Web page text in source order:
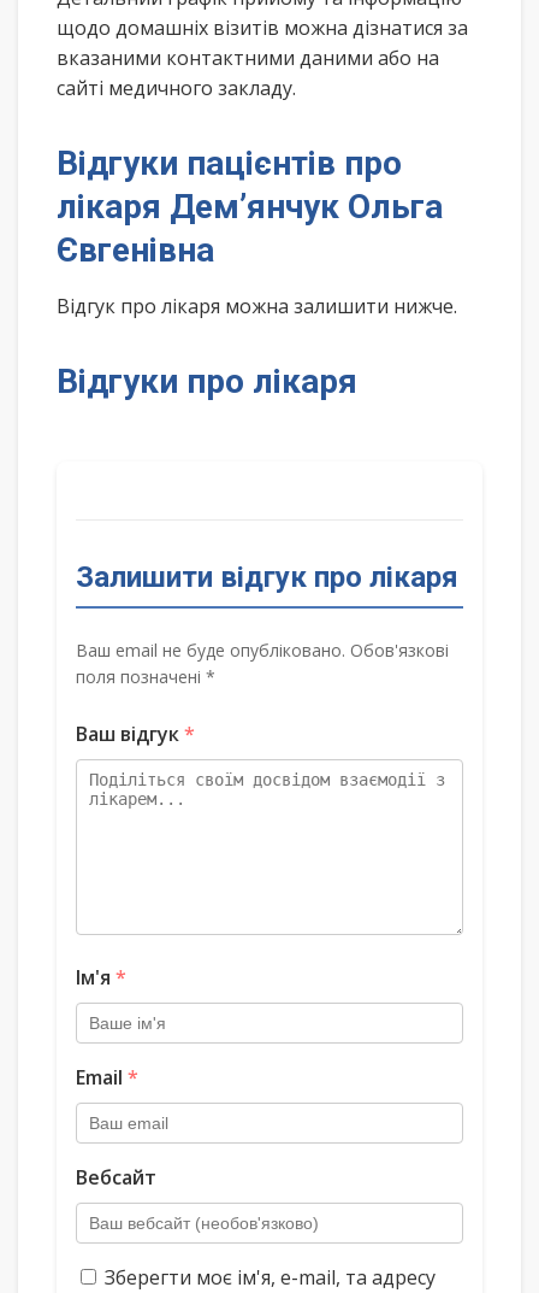
щодо домашніх візитів можна дізнатися за
вказаними контактними даними або на
сайті медичного закладу.
Відгуки пацієнтів про
лікаря Дем’янчук Ольга
Євгенівна
Відгук про лікаря можна залишити нижче.
Відгуки про лікаря
Залишити відгук про лікаря
Ваш email не буде опубліковано. Обов'язкові
поля позначені *
Ваш відгук*
Ім'я *
Email *
Вебсайт
Зберегти моє ім'я, e-mail, та адресу